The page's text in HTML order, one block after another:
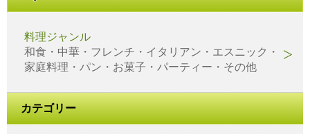
料理ジャンル
和食・中華・フレンチ・イタリアン・エスニック・
家庭料理・パン・お菓子・パーティー・その他
カテゴリー